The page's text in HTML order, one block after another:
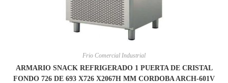
Frio Comercial Industrial
ARMARIO SNACK REFRIGERADO 1 PUERTA DE CRISTAL
FONDO 726 DE 693 X726 X2067H MM CORDOBA ARCH-601V